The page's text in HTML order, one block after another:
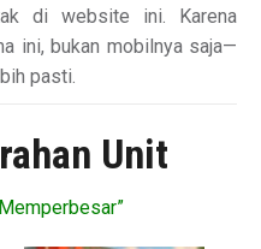
di website ini. Karena
ini, bukan mobilnya saja—
pasti.
Unit